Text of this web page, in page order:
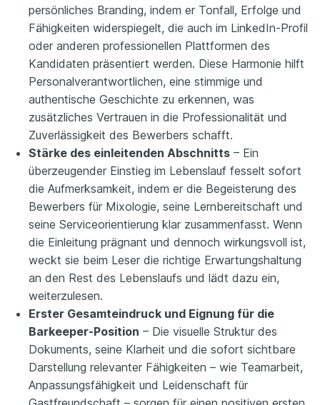
persönliches Branding, indem er Tonfall, Erfolge und
Fähigkeiten widerspiegelt, die auch im LinkedIn-Profil
oder anderen professionellen Plattformen des
Kandidaten präsentiert werden. Diese Harmonie hilft
Personalverantwortlichen, eine stimmige und
authentische Geschichte zu erkennen, was
zusätzliches Vertrauen in die Professionalität und
Zuverlässigkeit des Bewerbers schafft.
Stärke des einleitenden Abschnitts – Ein
überzeugender Einstieg im Lebenslauf fesselt sofort
die Aufmerksamkeit, indem er die Begeisterung des
Bewerbers für Mixologie, seine Lernbereitschaft und
seine Serviceorientierung klar zusammenfasst. Wenn
die Einleitung prägnant und dennoch wirkungsvoll ist,
weckt sie beim Leser die richtige Erwartungshaltung
an den Rest des Lebenslaufs und lädt dazu ein,
weiterzulesen.
Erster Gesamteindruck und Eignung für die
Barkeeper-Position – Die visuelle Struktur des
Dokuments, seine Klarheit und die sofort sichtbare
Darstellung relevanter Fähigkeiten – wie Teamarbeit,
Anpassungsfähigkeit und Leidenschaft für